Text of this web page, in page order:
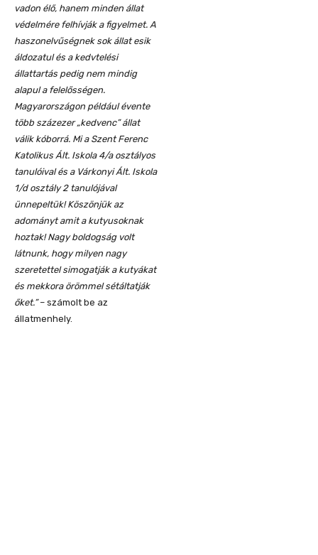
vadon élő, hanem minden állat
védelmére felhívják a figyelmet. A
haszonelvűségnek sok állat esik
áldozatul és a kedvtelési
állattartás pedig nem mindig
alapul a felelősségen.
Magyarországon például évente
több százezer „kedvenc” állat
válik kóborrá. Mi a Szent Ferenc
Katolikus Ált. Iskola 4/a osztályos
tanulóival és a Várkonyi Ált. Iskola
1/d osztály 2 tanulójával
ünnepeltük! Köszönjük az
adományt amit a kutyusoknak
hoztak! Nagy boldogság volt
látnunk, hogy milyen nagy
szeretettel simogatják a kutyákat
és mekkora örömmel sétáltatják
őket.”– számolt be az
állatmenhely.